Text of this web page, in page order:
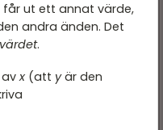
får ut ett annat värde,
andra änden. Det
.
avx (att yär den